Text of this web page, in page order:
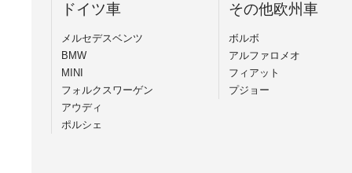
ドイツ車
メルセデスベンツ
BMW
MINI
フォルクスワーゲン
アウディ
ポルシェ
その他欧州車
ボルボ
アルファロメオ
フィアット
プジョー